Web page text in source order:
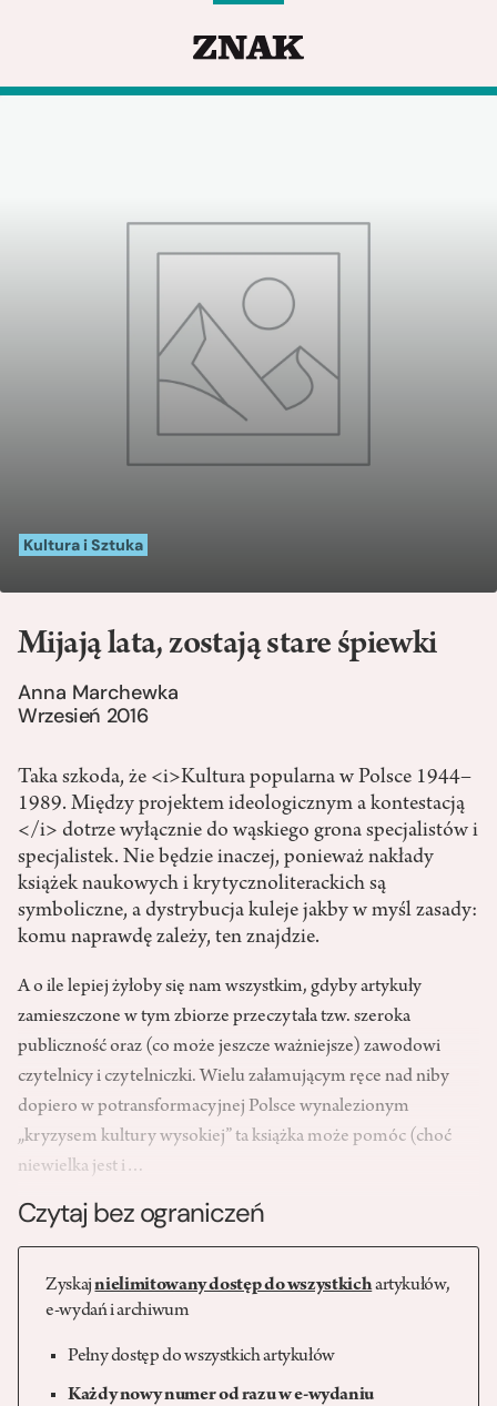
Kultura i Sztuka
Mijają lata, zostają stare śpiewki
Anna Marchewka
Wrzesień 2016
Taka szkoda, że <i>Kultura popularna w Polsce 1944–
1989. Między projektem ideologicznym a kontestacją
</i> dotrze wyłącznie do wąskiego grona specjalistów i
specjalistek. Nie będzie inaczej, ponieważ nakłady
książek naukowych i krytycznoliterackich są
symboliczne, a dystrybucja kuleje jakby w myśl zasady:
komu naprawdę zależy, ten znajdzie.
A o ile lepiej żyłoby się nam wszystkim, gdyby artykuły
zamieszczone w tym zbiorze przeczytała tzw. szeroka
publiczność oraz (co może jeszcze ważniejsze) zawodowi
czytelnicy i czytelniczki. Wielu załamującym ręce nad niby
dopiero w potransformacyjnej Polsce wynalezionym
„kryzysem kultury wysokiej” ta książka może pomóc (choć
niewielka jest i…
Czytaj bez ograniczeń
Zyskajnielimitowany dostęp do wszystkichartykułów,
e-wydań i archiwum
Pełny dostęp do wszystkich artykułów
Każdy nowy numer od razu w e-wydaniu